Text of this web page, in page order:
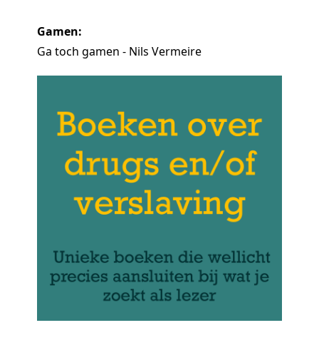
Gamen:
Ga toch gamen - Nils Vermeire